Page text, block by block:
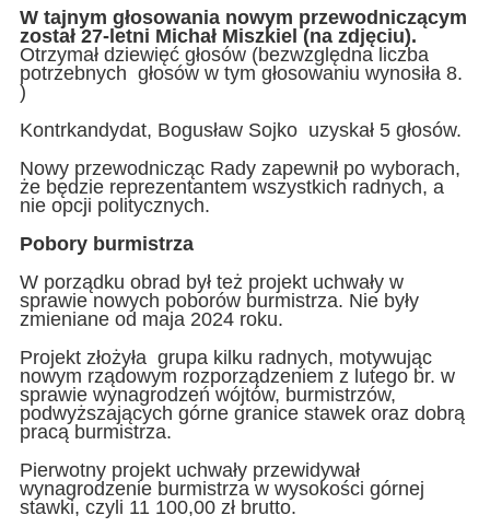
W tajnym głosowania nowym przewodniczącym
został 27-letni Michał Miszkiel (na zdjęciu).
Otrzymał dziewięć głosów (bezwzględna liczba
potrzebnych głosów w tym głosowaniu wynosiła 8.
)
Kontrkandydat, Bogusław Sojko uzyskał 5 głosów.
Nowy przewodnicząc Rady zapewnił po wyborach,
że będzie reprezentantem wszystkich radnych, a
nie opcji politycznych.
Pobory burmistrza
W porządku obrad był też projekt uchwały w
sprawie nowych poborów burmistrza. Nie były
zmieniane od maja 2024 roku.
Projekt złożyła grupa kilku radnych, motywując
nowym rządowym rozporządzeniem z lutego br. w
sprawie wynagrodzeń wójtów, burmistrzów,
podwyższających górne granice stawek oraz dobrą
pracą burmistrza.
Pierwotny projekt uchwały przewidywał
wynagrodzenie burmistrza w wysokości górnej
stawki, czyli 11 100,00 zł brutto.